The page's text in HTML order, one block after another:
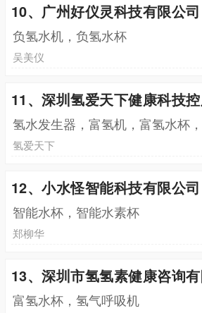
10、广州好仪灵科技有限公司
负氢水机，负氢水杯
吴美仪
11、深圳氢爱天下健康科技
氢水发生器，富氢机，富氢水杯
氢爱天下
12、小水怪智能科技有限公司
智能水杯，智能水素杯
郑柳华
13、深圳市氢氢素健康咨询
富氢水杯，氢气呼吸机